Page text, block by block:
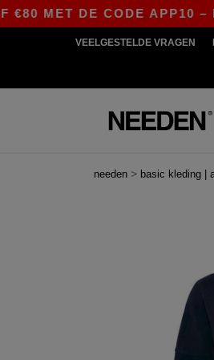
DE CODE APP10 –
VEELGESTELDE VRAGEN
needen > basic kleding |